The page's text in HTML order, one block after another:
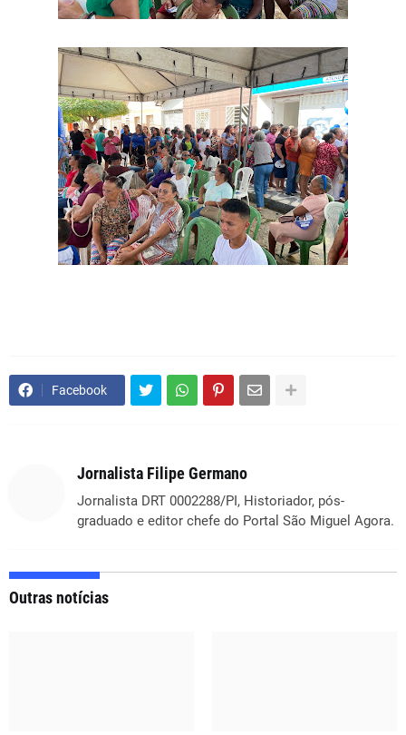
Facebook
Jornalista Filipe Germano
Jornalista DRT 0002288/PI, Historiador, pós-
graduado e editor chefe do Portal São Miguel Agora.
Outras notícias